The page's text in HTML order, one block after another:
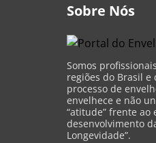
Sobre Nós
Somos
regiões do Brasil
processo de
envelhece e não
“atitude” frente
desenvolvimento
Longevidade”.